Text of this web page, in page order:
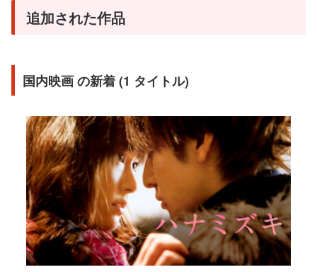
追加された作品
国内映画 の新着 (1 タイトル)